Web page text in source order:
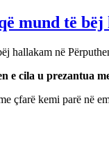
mund të
e cila u prezantua
çfarë kemi parë në